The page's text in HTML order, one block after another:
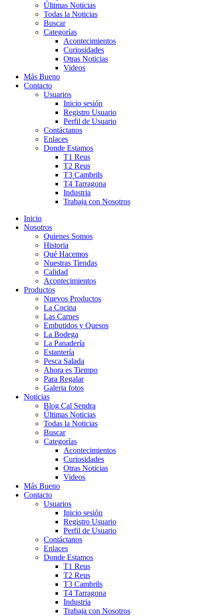
Últimas Noticias
Todas la Noticias
Buscar
Categorías
Acontecimientos
Curiosidades
Otras Noticias
Videos
Más Bueno
Contacto
Usuarios
Inicio sesión
Registro Usuario
Perfil de Usuario
Contáctanos
Enlaces
Donde Estamos
T1 Reus
T2 Reus
T3 Cambrils
T4 Tarragona
Industria
Trabaja con Nosotros
Inicio
Nosotros
Quienes Somos
Historia
Qué Hacemos
Nuestras Tiendas
Calidad
Acontecimientos
Productos
Nuevos Productos
La Cocina
Las Carnes
Embutidos y Quesos
La Bodega
La Panadería
Estantería
Pesca Salada
Ahora es Tiempo
Para Regalar
Galeria fotos
Noticias
Blog Cal Sendra
Últimas Noticias
Todas la Noticias
Buscar
Categorías
Acontecimientos
Curiosidades
Otras Noticias
Videos
Más Bueno
Contacto
Usuarios
Inicio sesión
Registro Usuario
Perfil de Usuario
Contáctanos
Enlaces
Donde Estamos
T1 Reus
T2 Reus
T3 Cambrils
T4 Tarragona
Industria
Trabaja con Nosotros